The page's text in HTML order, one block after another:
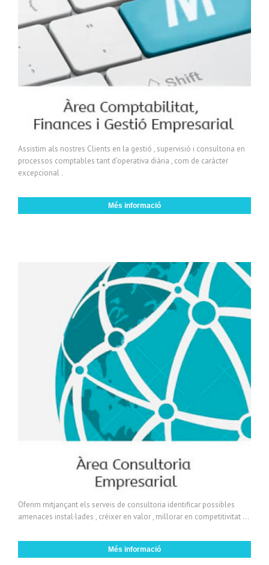
Assistim als nostres Clients en la gestió , supervisió i consultoria en
processos comptables tant d'operativa diària , com de caràcter
excepcional .
Més informació
Oferim mitjançant els serveis de consultoria identificar possibles
amenaces instal·lades , créixer en valor , millorar en competitivitat ...
Més informació